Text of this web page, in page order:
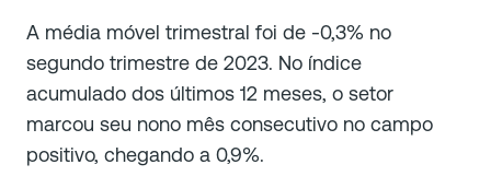
A média móvel trimestral foi de -0,3% no
segundo trimestre de 2023. No índice
acumulado dos últimos 12 meses, o setor
marcou seu nono mês consecutivo no campo
positivo, chegando a 0,9%.